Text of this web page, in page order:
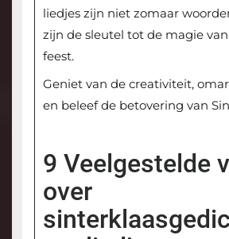
liedjes zijn niet zomaar
zijn de sleutel tot de magie
feest.
Geniet van de creativiteit,
en beleef de betovering van
9 Veelgestelde
over